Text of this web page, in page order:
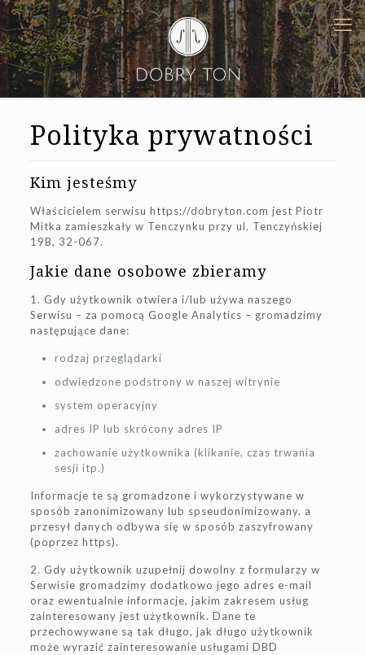
Polityka prywatności
Kim jesteśmy
Właścicielem serwisu https://dobryton.com jest Piotr
Mitka zamieszkały w Tenczynku przy ul. Tenczyńskiej
19B, 32-067.
Jakie dane osobowe zbieramy
1. Gdy użytkownik otwiera i/lub używa naszego
Serwisu – za pomocą Google Analytics – gromadzimy
następujące dane:
rodzaj przeglądarki
odwiedzone podstrony w naszej witrynie
system operacyjny
adres IP lub skrócony adres IP
zachowanie użytkownika (klikanie, czas trwania
sesji itp.)
Informacje te są gromadzone i wykorzystywane w
sposób zanonimizowany lub spseudonimizowany, a
przesył danych odbywa się w sposób zaszyfrowany
(poprzez https).
2. Gdy użytkownik uzupełnij dowolny z formularzy w
Serwisie gromadzimy dodatkowo jego adres e-mail
oraz ewentualnie informacje, jakim zakresem usług
zainteresowany jest użytkownik. Dane te
przechowywane są tak długo, jak długo użytkownik
może wyrazić zainteresowanie usługami DBD